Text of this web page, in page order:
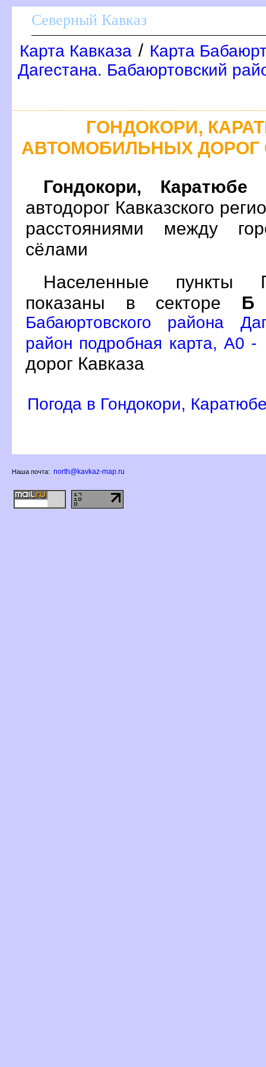
Северный Кавказ
Карта Кавказа / Карта
Дагестана. Бабаюртовский
ГОНДОКОРИ,
АВТОМОБИЛЬНЫХ ДОРОГ
Гондокори, Каратюбе
автодорог Кавказского
расстояниями между
сёлами
Населенные пункты
показаны в секторе Б
Бабаюртовского района
район подробная карта, A0 -
дорог Кавказа
Погода в Гондокори,
Наша почта: north@kavkaz-map.ru